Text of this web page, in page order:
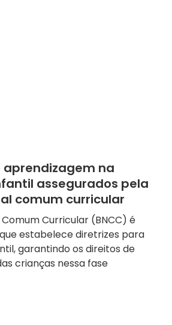
aprendizagem na
assegurados pela
comum curricular
Curricular (BNCC) é
estabelece diretrizes para
garantindo os direitos de
crianças nessa fase